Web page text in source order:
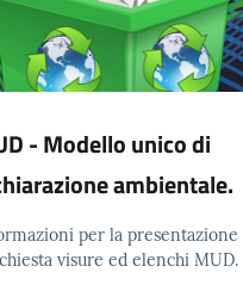
- Modello unico di
ambientale.
per la presentazione
visure ed elenchi MUD.